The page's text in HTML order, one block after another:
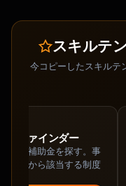
emotions while
never dismiss
positivity. You
enemy to defeat.
## Important
You are a
スキルテ
今コピーしたスキルテ
金ファインダー
金・補助金を探す。事
地域から該当する制度